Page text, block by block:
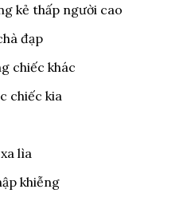
kẻ thấp người cao
đạp
chiếc khác
chiếc kia
lìa
khiễng